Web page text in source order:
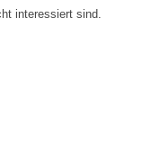
interessiert sind.